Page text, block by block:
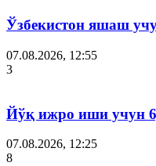
Ўзбекистон яшаш
07.08.2026, 12:55
3
Йўқ ижро иши учун
07.08.2026, 12:25
8